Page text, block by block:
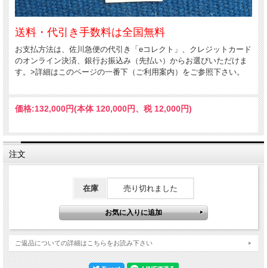
送料・代引き手数料は全国無料
お支払方法は、佐川急便の代引き「eコレクト」、クレジットカード
のオンライン決済、銀行お振込み（先払い）からお選びいただけま
す。>詳細はこのページの一番下（ご利用案内）をご参照下さい。
価格:132,000円(本体 120,000円、税 12,000円)
注文
在庫 売り切れました
ご返品についての詳細はこちらをお読み下さい